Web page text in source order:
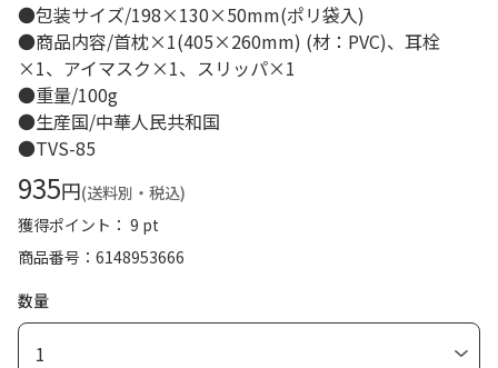
●包装サイズ/198×130×50mm(ポリ袋入)
●商品内容/首枕×1(405×260mm) (材：PVC)、耳栓
×1、アイマスク×1、スリッパ×1
●重量/100g
●生産国/中華人民共和国
●TVS-85
935円(送料別・税込)
獲得ポイント： 9 pt
商品番号
6148953666
数量
1